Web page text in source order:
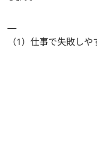
（1）仕事で失敗しや